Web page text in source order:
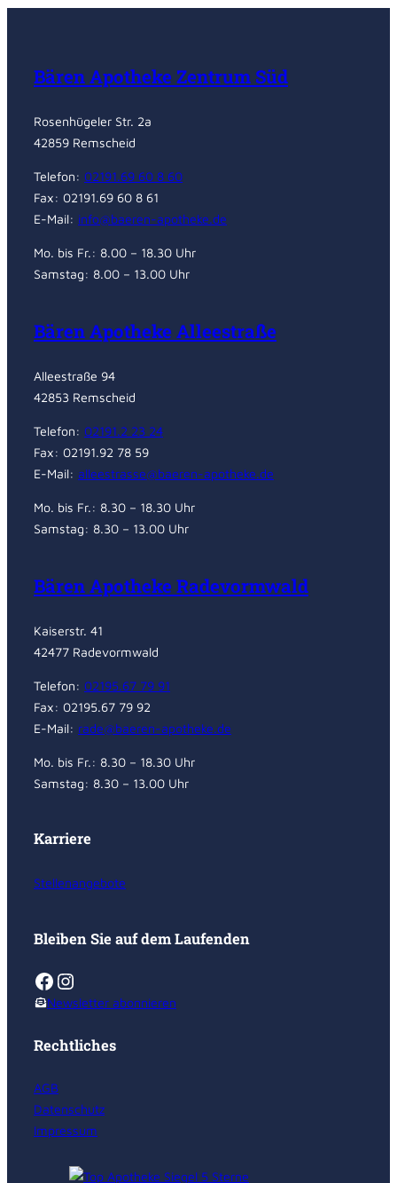
Bären Apotheke Zentrum Süd
Rosenhügeler Str. 2a
42859 Remscheid
Telefon: 02191.69 60 8 60
Fax: 02191.69 60 8 61
E-Mail: info@baeren-apotheke.de
Mo. bis Fr.: 8.00 – 18.30 Uhr
Samstag: 8.00 – 13.00 Uhr
Bären Apotheke Alleestraße
Alleestraße 94
42853 Remscheid
Telefon: 02191.2 23 24
Fax: 02191.92 78 59
E-Mail: alleestrasse@baeren-apotheke.de
Mo. bis Fr.: 8.30 – 18.30 Uhr
Samstag: 8.30 – 13.00 Uhr
Bären Apotheke Radevormwald
Kaiserstr. 41
42477 Radevormwald
Telefon: 02195.67 79 91
Fax: 02195.67 79 92
E-Mail: rade@baeren-apotheke.de
Mo. bis Fr.: 8.30 – 18.30 Uhr
Samstag: 8.30 – 13.00 Uhr
Karriere
Stellenangebote
Bleiben Sie auf dem Laufenden
Facebook
Instagram
Newsletter abonnieren
Rechtliches
AGB
Datenschutz
Impressum